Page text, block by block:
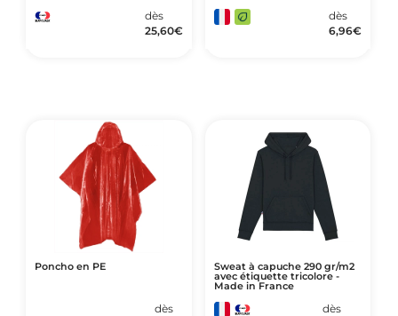
dès
25,60€
dès
6,96€
Poncho en PE
dès
Sweat à capuche 290 gr/m2
avec étiquette tricolore -
Made in France
dès